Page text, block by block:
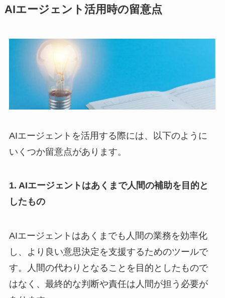
AIエージェント活用時の留意点
AIエージェントを活用する際には、以下のように
いくつか留意点があります。
1. AIエージェントはあくまで人間の補助を目的と
したもの
AIエージェントはあくまでも人間の業務を効率化
し、より良い意思決定を支援するためのツールで
す。人間の代わりとなることを目的としたもので
はなく、最終的な判断や責任は人間が担う必要が